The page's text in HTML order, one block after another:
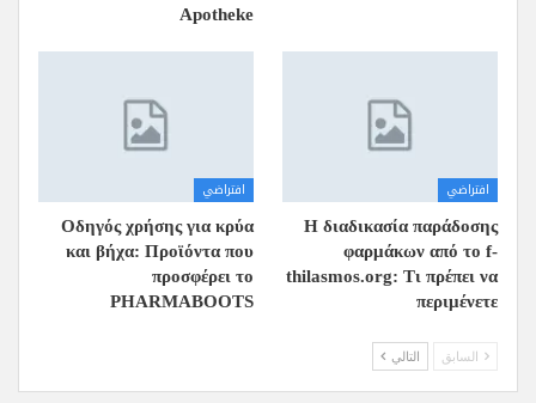
Apotheke
افتراضي
Η διαδικασία παράδοσης
φαρμάκων από το f-
thilasmos.org: Τι πρέπει να
περιμένετε
افتراضي
Οδηγός χρήσης για κρύα
και βήχα: Προϊόντα που
προσφέρει το
PHARMABOOTS
السابق التالي